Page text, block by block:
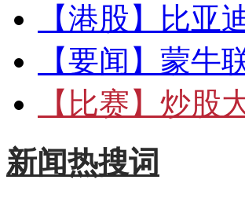
【港股】
比亚
【要闻】 蒙牛
【比赛】 炒股
新闻热搜词